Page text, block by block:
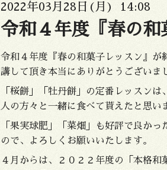
2022年03月28日(月) 14:08
令和４年度『春の和
令和４年度『春の和菓子レッスン』が
講して頂き本当にありがとうございま
「桜餅」「牡丹餅」の定番レッスン
人の方々と一緒に食べて貰えたと思い
「果実球肥」「菜畑」も好評で良か
ので、よろしくお願いいたします。
４月からは、２０２２年度の「本格